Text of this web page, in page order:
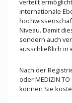
verteilt
internationale
Niveau. Damit
sondern auch
ausschließlich in
Nach der
oder MEDIZIN
können Sie